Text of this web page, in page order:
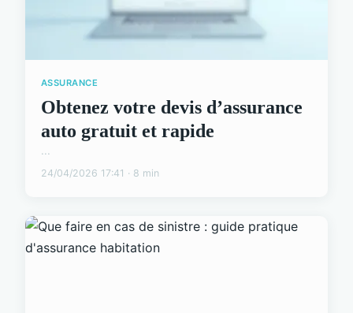
ASSURANCE
Obtenez votre devis d’assurance
auto gratuit et rapide
...
24/04/2026 17:41 · 8 min